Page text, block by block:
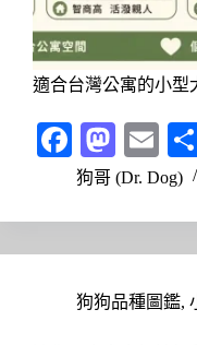
適合台灣公寓的小
Fa
ce
ok
M
as
do
E
m
狗哥 (Dr. Dog)
狗狗品種圖鑑,